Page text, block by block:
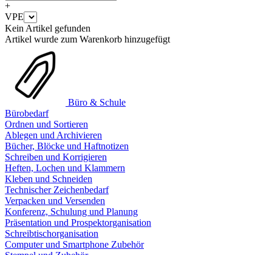
+
VPE
Kein Artikel gefunden
Artikel wurde zum Warenkorb hinzugefügt
Büro & Schule
Bürobedarf
Ordnen und Sortieren
Ablegen und Archivieren
Bücher, Blöcke und Haftnotizen
Schreiben und Korrigieren
Heften, Lochen und Klammern
Kleben und Schneiden
Technischer Zeichenbedarf
Verpacken und Versenden
Konferenz, Schulung und Planung
Präsentation und Prospektorganisation
Schreibtischorganisation
Computer und Smartphone Zubehör